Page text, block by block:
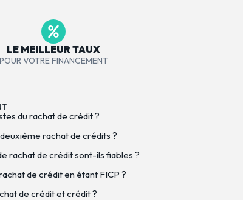
LE MEILLEUR TAUX
POUR VOTRE FINANCEMENT
du rachat de crédit ?
rachat de crédits ?
rachat de crédit sont-ils fiables ?
de crédit en étant FICP ?
de crédit et crédit ?